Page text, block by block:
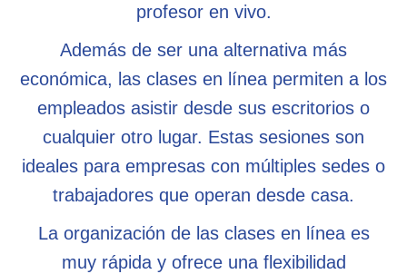
profesor en vivo.
Además de ser una alternativa más
económica, las clases en línea permiten a los
empleados asistir desde sus escritorios o
cualquier otro lugar. Estas sesiones son
ideales para empresas con múltiples sedes o
trabajadores que operan desde casa.
La organización de las clases en línea es
muy rápida y ofrece una flexibilidad